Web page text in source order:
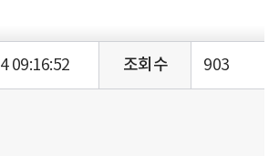
09:16:52 조회수 903